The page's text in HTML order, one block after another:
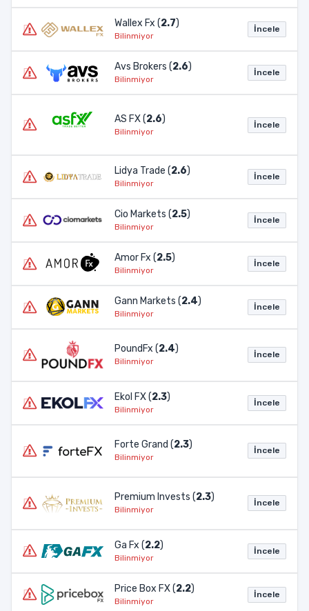
Wallex Fx (2.7)
Bilinmiyor
İncele
Avs Brokers (2.6)
Bilinmiyor
İncele
AS FX (2.6)
Bilinmiyor
İncele
Lidya Trade (2.6)
Bilinmiyor
İncele
Cio Markets (2.5)
Bilinmiyor
İncele
Amor Fx (2.5)
Bilinmiyor
İncele
Gann Markets (2.4)
Bilinmiyor
İncele
PoundFx (2.4)
Bilinmiyor
İncele
Ekol FX (2.3)
Bilinmiyor
İncele
Forte Grand (2.3)
Bilinmiyor
İncele
Premium Invests (2.3)
Bilinmiyor
İncele
Ga Fx (2.2)
Bilinmiyor
İncele
Price Box FX (2.2)
Bilinmiyor
İncele